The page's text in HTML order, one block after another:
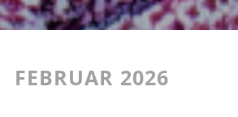
FEBRUAR 2026